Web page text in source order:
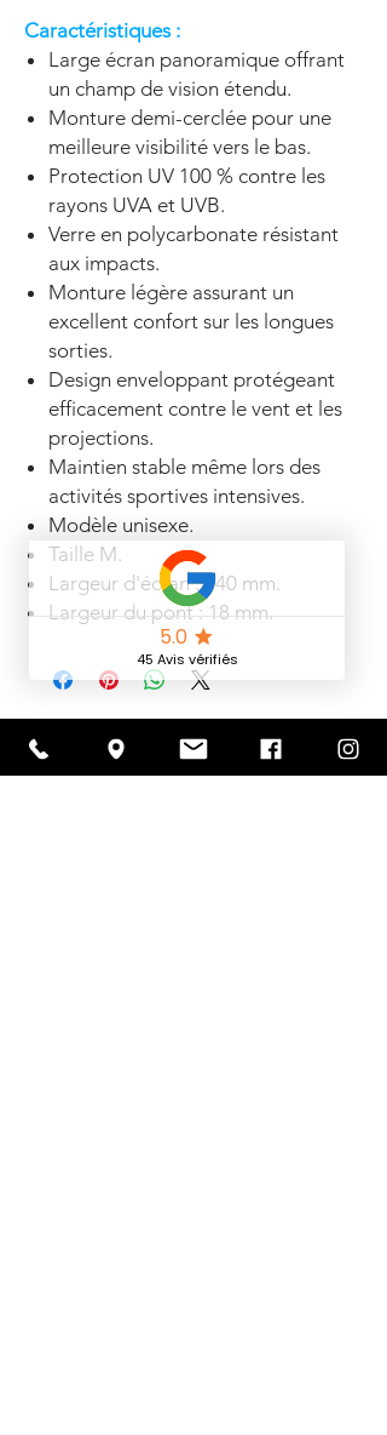
Caractéristiques :
Large écran panoramique offrant
un champ de vision étendu.
Monture demi-cerclée pour une
meilleure visibilité vers le bas.
Protection UV 100 % contre les
rayons UVA et UVB.
Verre en polycarbonate résistant
aux impacts.
Monture légère assurant un
excellent confort sur les longues
sorties.
Design enveloppant protégeant
efficacement contre le vent et les
projections.
Maintien stable même lors des
activités sportives intensives.
Modèle unisexe.
Taille M.
Largeur d'écran : 140 mm.
Largeur du pont : 18 mm.
Articles
similaires